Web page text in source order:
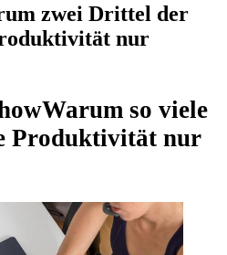
zwei Drittel der
nur
Warum so viele
Produktivität nur